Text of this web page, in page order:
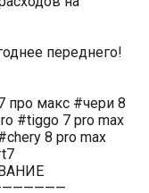
переднего!
про макс #чери 8
#tiggo 7 pro max
8 pro max